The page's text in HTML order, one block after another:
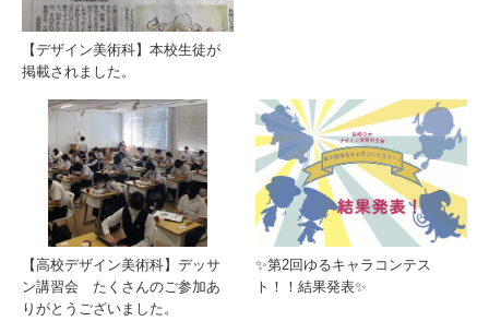
【デザイン美術科】本校生徒が
掲載されました。
【高校デザイン美術科】デッサ
ン講習会 たくさんのご参加あ
りがとうございました。
✨第2回ゆるキャラコンテス
ト！！結果発表✨